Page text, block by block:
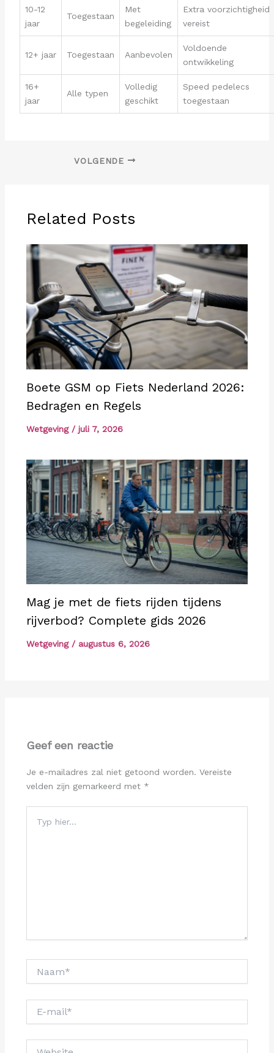
10-12
jaar
Toegestaan
Met
begeleiding
Extra voorzichtigheid
vereist
12+ jaar Toegestaan Aanbevolen
Voldoende
ontwikkeling
16+
jaar
Alle typen
Volledig
geschikt
Speed pedelecs
toegestaan
VOLGENDE
Related Posts
Boete GSM op Fiets Nederland 2026:
Bedragen en Regels
Wetgeving/ juli 7, 2026
Mag je met de fiets rijden tijdens
rijverbod? Complete gids 2026
Wetgeving/ augustus 6, 2026
Geef een reactie
Je e-mailadres zal niet getoond worden. Vereiste
velden zijn gemarkeerd met *
hier...
mail*